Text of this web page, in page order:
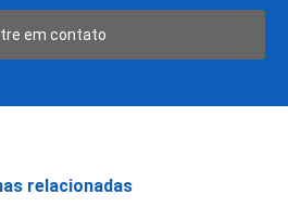
em contato
relacionadas